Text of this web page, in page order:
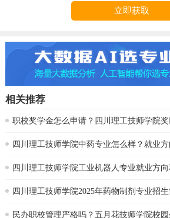
立即获取
相关推荐
职校奖学金怎么申请？四川理工技师学院奖助
四川理工技师学院中药专业怎么样？就业
四川理工技师学院工业机器人专业就业方向和
四川理工技师学院2025年药物制剂专业招
民办职校管理严格吗？五月花技师学院校园生活与